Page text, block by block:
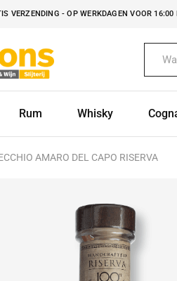
VERZENDING - OP WERKDAGEN VOOR 16:00
Rum Whisky
AMARO DEL CAPO RISERVA